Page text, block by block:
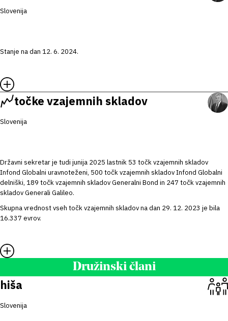
Slovenija
Stanje na dan 12. 6. 2024.
točke vzajemnih skladov
Slovenija
Državni sekretar je tudi junija 2025 lastnik 53 točk vzajemnih skladov
Infond Globalni uravnoteženi, 500 točk vzajemnih skladov Infond Globalni
delniški, 189 točk vzajemnih skladov Generalni Bond in 247 točk vzajemnih
skladov Generali Galileo.
Skupna vrednost vseh točk vzajemnih skladov na dan 29. 12. 2023 je bila
16.337 evrov.
Družinski člani
hiša
Slovenija